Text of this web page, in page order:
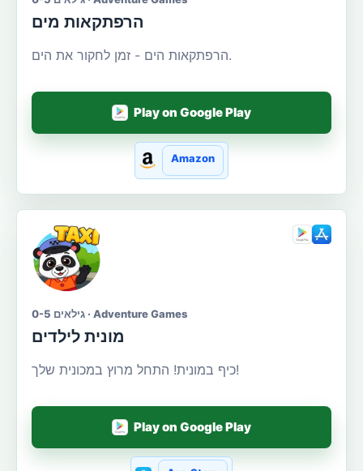
הרפתקאות מים
הרפתקאות הים - זמן לחקור את הים.
Play on Google Play
Amazon
גילאים 0-5 · Adventure Games
מונית לילדים
כיף במונית! התחל מרוץ במכונית שלך!
Play on Google Play